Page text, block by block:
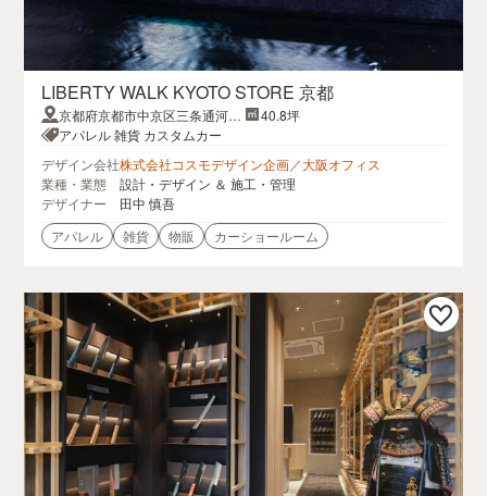
LIBERTY WALK KYOTO STORE 京都
京都府京都市中京区三条通河原
町東入中島町９２
40.8坪
アパレル 雑貨 カスタムカー
デザイン会社株式会社コスモデザイン企画／大阪オフィス
業種・業態
設計・デザイン ＆ 施工・管理
デザイナー
田中 慎吾
アパレル
雑貨 物販 カーショールーム